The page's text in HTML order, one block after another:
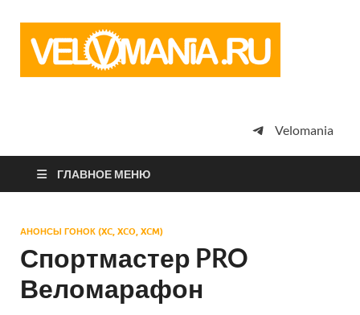
просто
Velomania
ГЛАВНОЕ МЕНЮ
АНОНСЫ ГОНОК (XC, XCO, XCM)
Спортмастер PRO
Веломарафон